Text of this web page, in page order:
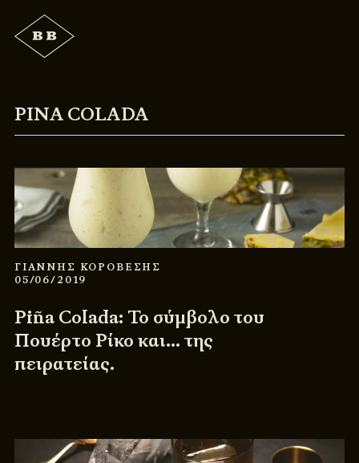
PINA COLADA
ΓΙΑΝΝΗΣ ΚΟΡΟΒΕΣΗΣ
05/06/2019
Piña Colada: Το σύμβολο του
Πουέρτο Ρίκο και… της
πειρατείας.